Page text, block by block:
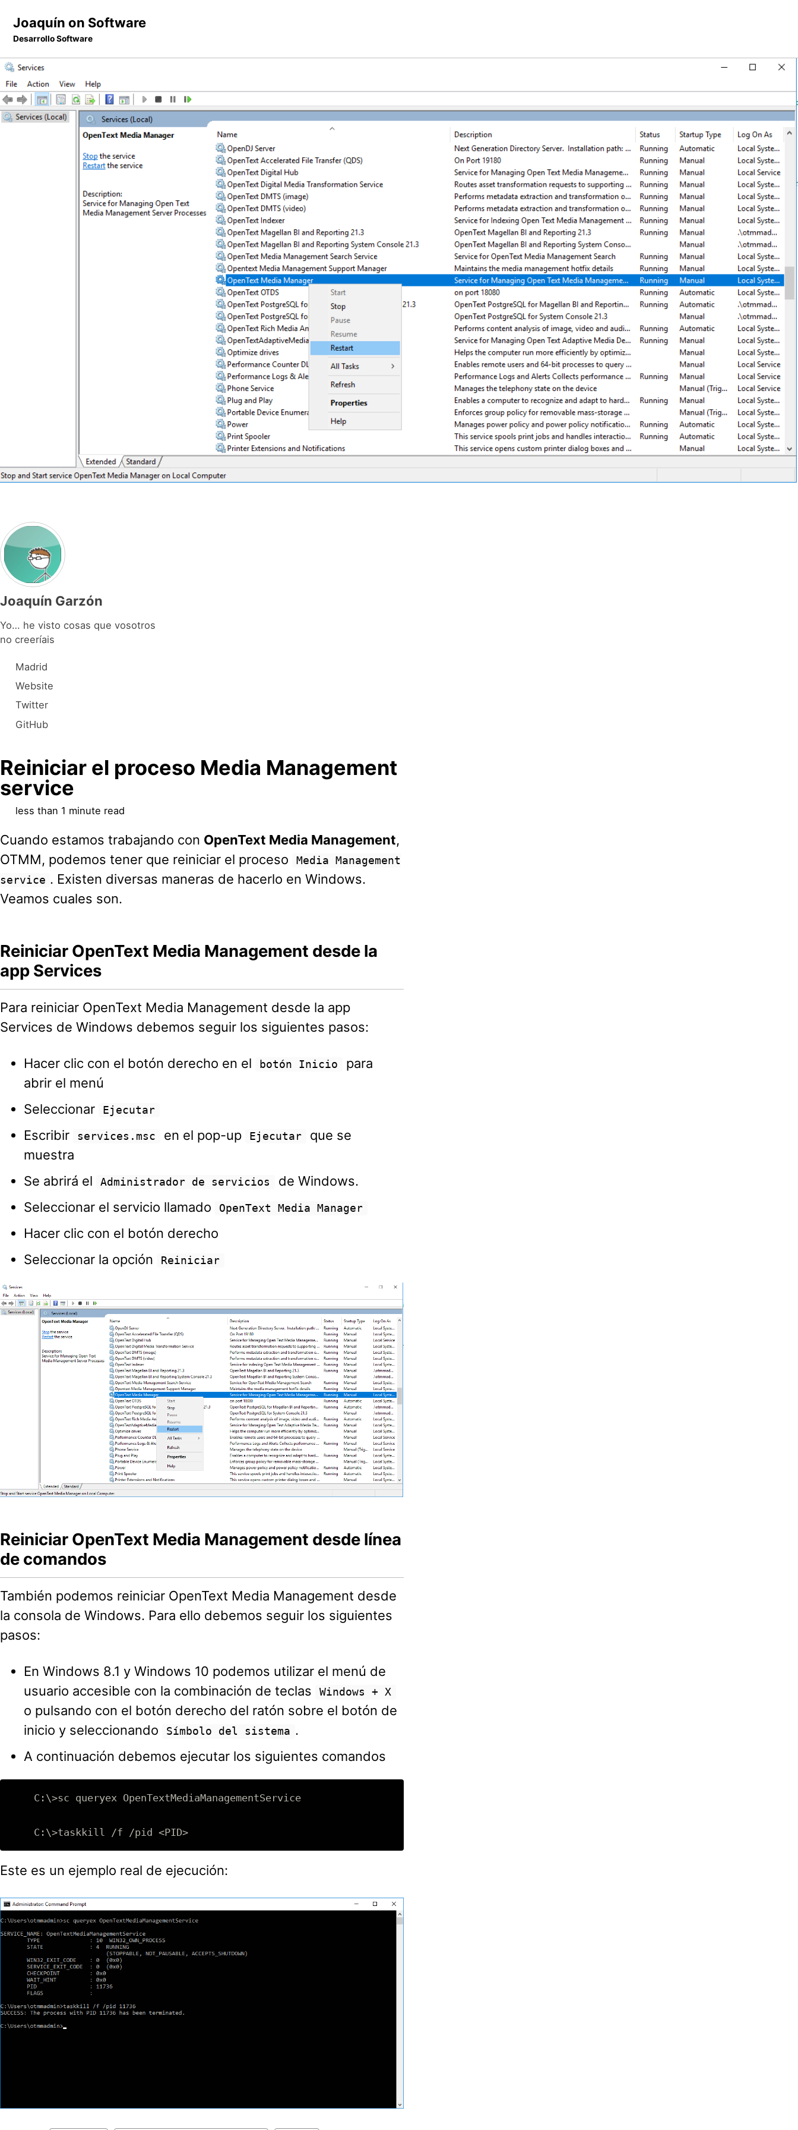
navigation
Joaquín on Software
Desarrollo Software
Joaquín Garzón
Yo… he visto cosas que vosotros
no creeríais
Madrid
Website
Twitter
GitHub
Reiniciar el proceso Media Management
service
less than 1 minute read
Cuando estamos trabajando con OpenText Media Management,
OTMM, podemos tener que reiniciar el proceso
Media Management
service . Existen diversas maneras de hacerlo en Windows.
Veamos cuales son.
Reiniciar OpenText Media Management desde la
app Services
Para reiniciar OpenText Media Management desde la app
Services de Windows debemos seguir los siguientes pasos:
Hacer clic con el botón derecho en el botón Inicio
para
abrir el menú
Seleccionar
Ejecutar
Escribir services.msc en el pop-up Ejecutar
que se
muestra
Se abrirá el
Administrador de servicios
de Windows.
Seleccionar el servicio llamado
OpenText Media Manager
Hacer clic con el botón derecho
Seleccionar la opción
Reiniciar
Reiniciar OpenText Media Management desde línea
de comandos
También podemos reiniciar OpenText Media Management desde
la consola de Windows. Para ello debemos seguir los siguientes
pasos:
En Windows 8.1 y Windows 10 podemos utilizar el menú de
usuario accesible con la combinación de teclas
Windows + X
o pulsando con el botón derecho del ratón sobre el botón de
inicio y seleccionando
Símbolo del sistema .
A continuación debemos ejecutar los siguientes comandos
    C:\>sc queryex OpenTextMediaManagementService
    C:\>taskkill /f /pid <PID>
Este es un ejemplo real de ejecución: